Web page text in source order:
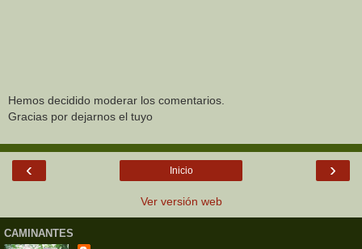
Hemos decidido moderar los comentarios.
Gracias por dejarnos el tuyo
‹ ›
Inicio
Ver versión web
CAMINANTES